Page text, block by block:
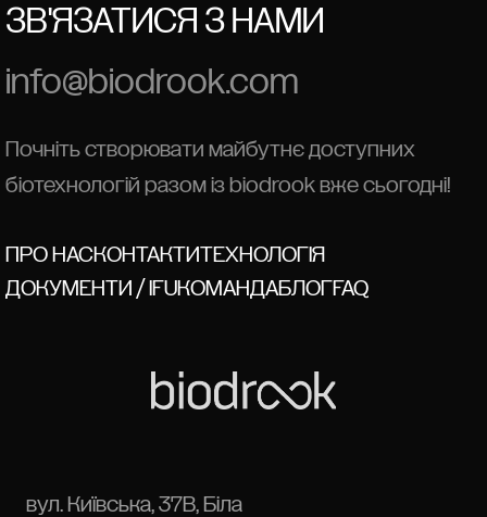
ЗВ'ЯЗАТИСЯ З НАМИ
info@biodrook.com
Почніть створювати майбутнє доступних
біотехнологій разом із biodrook вже сьогодні!
ПРО НАСКОНТАКТИТЕХНОЛОГІЯ
ДОКУМЕНТИ / IFUКОМАНДАБЛОГFAQ
вул. Київська, 37В, Біла